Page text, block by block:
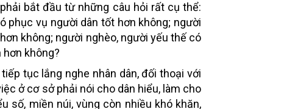
bắt đầu từ những câu hỏi rất cụ thể:
vụ người dân tốt hơn không; người
không; người nghèo, người yếu thế có
hơn không?
tục lắng nghe nhân dân, đối thoại với
ở cơ sở phải nói cho dân hiểu, làm cho
số, miền núi, vùng còn nhiều khó khăn,